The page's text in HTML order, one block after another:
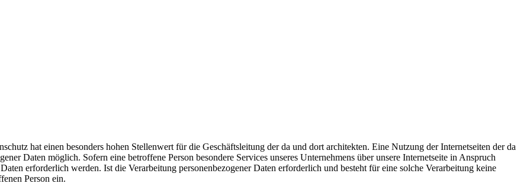
hat einen besonders hohen Stellenwert für die Geschäftsleitung der da und dort architekten. Eine Nutzung der Internetseiten der da
Daten möglich. Sofern eine betroffene Person besondere Services unseres Unternehmens über unsere Internetseite in Anspruch
erforderlich werden. Ist die Verarbeitung personenbezogener Daten erforderlich und besteht für eine solche Verarbeitung keine
Person ein.